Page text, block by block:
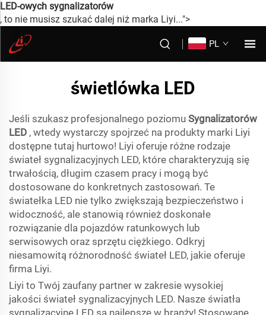
LED-owych sygnalizatorów
, to nie musisz szukać dalej niż marka Liyi...">
PL
świetlówka LED
Jeśli szukasz profesjonalnego poziomu Sygnalizatorów
LED , wtedy wystarczy spojrzeć na produkty marki Liyi
dostępne tutaj hurtowo! Liyi oferuje różne rodzaje
świateł sygnalizacyjnych LED, które charakteryzują się
trwałością, długim czasem pracy i mogą być
dostosowane do konkretnych zastosowań. Te
światełka LED nie tylko zwiększają bezpieczeństwo i
widoczność, ale stanowią również doskonałe
rozwiązanie dla pojazdów ratunkowych lub
serwisowych oraz sprzętu ciężkiego. Odkryj
niesamowitą różnorodność świateł LED, jakie oferuje
firma Liyi.
Liyi to Twój zaufany partner w zakresie wysokiej
jakości świateł sygnalizacyjnych LED. Nasze światła
sygnalizacyjne LED są najlepsze w branży! Stosowane